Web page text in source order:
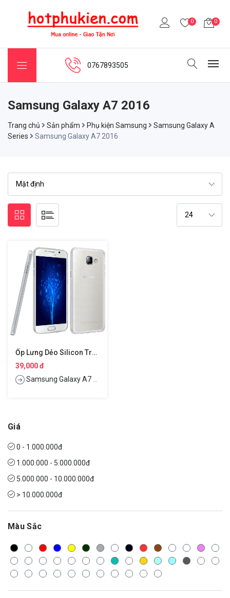
0 0
0767893505
Samsung Galaxy A7 2016
Trang chủ Sản phẩm Phụ kiện Samsung
Samsung Galaxy A
Series
Samsung Galaxy A7 2016
Ốp Lưng Dẻo Silicon Trong Suốt Cho Samsung Galaxy A7 2016 Hiệu Ultra Thin
39,000 đ
Samsung Galaxy A7 2016
Giá
0 - 1.000.000đ
1.000.000 - 5.000.000đ
5.000.000 - 10.000.000đ
> 10.000.000đ
Màu Sắc